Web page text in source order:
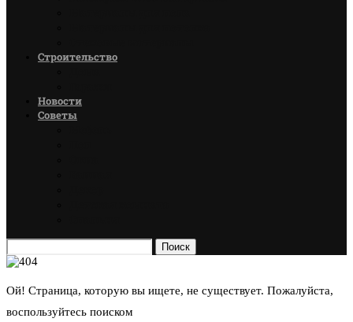
Строительство
Новости
Советы
Поиск
Ой! Страница, которую вы ищете, не существует. Пожалуйста,
воспользуйтесь поиском